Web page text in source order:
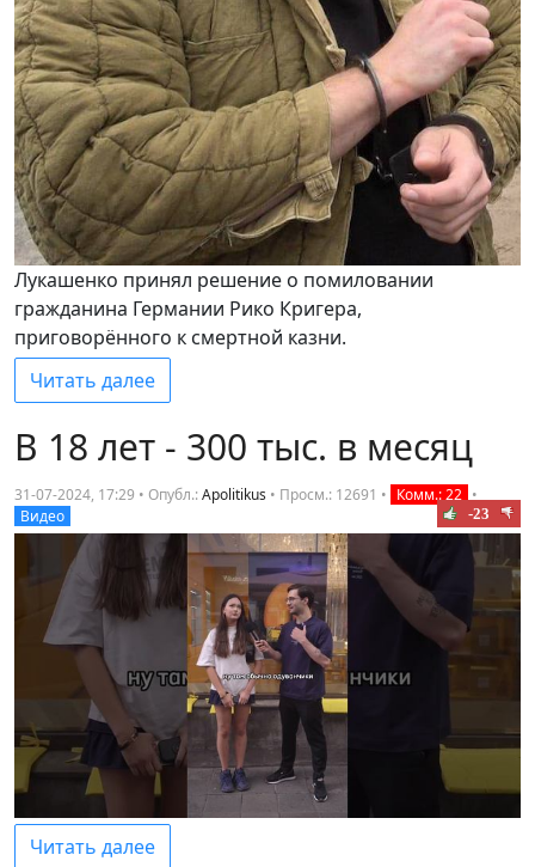
Лукашенко принял решение о помиловании
гражданина Германии Рико Кригера,
приговорённого к смертной казни.
Читать далее
В 18 лет - 300 тыс. в месяц
31-07-2024, 17:29 • Опубл.:Apolitikus • Просм.: 12691 • Комм.: 22 •
Видео
-23
Читать далее